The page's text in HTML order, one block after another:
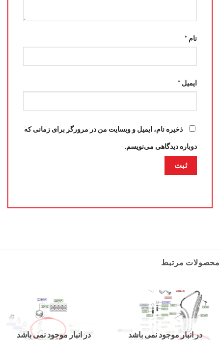
نام *
ایمیل *
ذخیره نام، ایمیل و وبسایت من در مرورگر برای زمانی که
دوباره دیدگاهی می‌نویسم.
محصولات مرتبط
در انبار موجود نمی باشد در انبار موجود نمی باشد